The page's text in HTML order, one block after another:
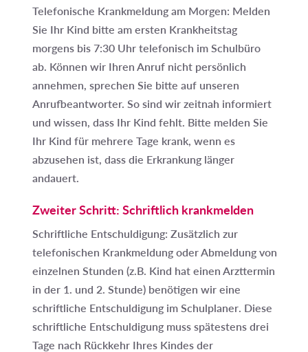
Telefonische Krankmeldung am Morgen: Melden
Sie Ihr Kind bitte am ersten Krankheitstag
morgens bis 7:30 Uhr telefonisch im Schulbüro
ab. Können wir Ihren Anruf nicht persönlich
annehmen, sprechen Sie bitte auf unseren
Anrufbeantworter. So sind wir zeitnah informiert
und wissen, dass Ihr Kind fehlt. Bitte melden Sie
Ihr Kind für mehrere Tage krank, wenn es
abzusehen ist, dass die Erkrankung länger
andauert.
Zweiter Schritt: Schriftlich krankmelden
Schriftliche Entschuldigung: Zusätzlich zur
telefonischen Krankmeldung oder Abmeldung von
einzelnen Stunden (z.B. Kind hat einen Arzttermin
in der 1. und 2. Stunde) benötigen wir eine
schriftliche Entschuldigung im Schulplaner. Diese
schriftliche Entschuldigung muss spätestens drei
Tage nach Rückkehr Ihres Kindesder